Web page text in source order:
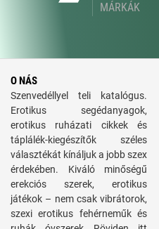
MÁRKÁK
O NÁS
Szenvedéllyel teli katalógus.
Erotikus segédanyagok,
erotikus ruházati cikkek és
táplálék-kiegészítők széles
választékát kínáljuk a jobb szex
érdekében. Kiváló minőségű
erekciós szerek, erotikus
játékok – nem csak vibrátorok,
szexi erotikus fehérneműk és